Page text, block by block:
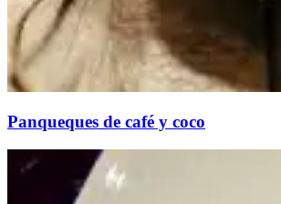
Panqueques de café y coco